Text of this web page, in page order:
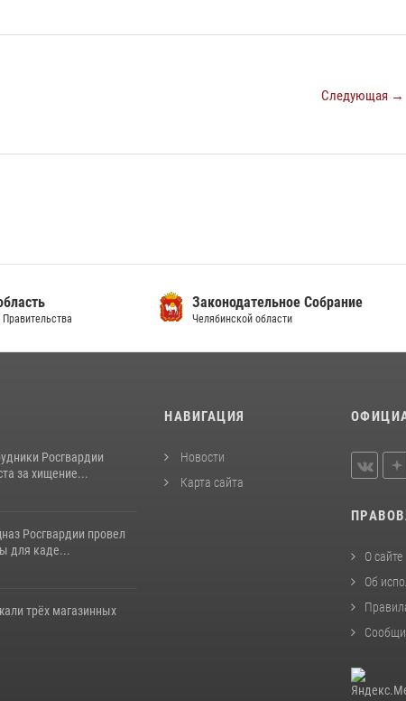
Следующая →
Законодательное Собрание
Челябинской области
Росгвардии
за хищение...
Росгвардии провел
для каде...
трёх магазинных
НАВИГАЦИЯ
Новости
Карта сайта
О сайте
Об